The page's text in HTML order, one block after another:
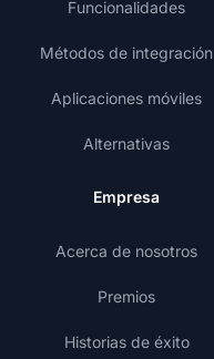
Funcionalidades
Métodos de integración
Aplicaciones móviles
Alternativas
Empresa
Acerca de nosotros
Premios
Historias de éxito